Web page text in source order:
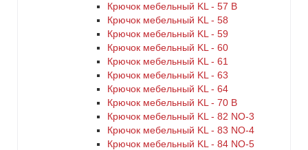
Крючок мебельный KL - 57 B
Крючок мебельный KL - 58
Крючок мебельный KL - 59
Крючок мебельный KL - 60
Крючок мебельный KL - 61
Крючок мебельный KL - 63
Крючок мебельный KL - 64
Крючок мебельный KL - 70 B
Крючок мебельный KL - 82 NO-3
Крючок мебельный KL - 83 NO-4
Крючок мебельный KL - 84 NO-5